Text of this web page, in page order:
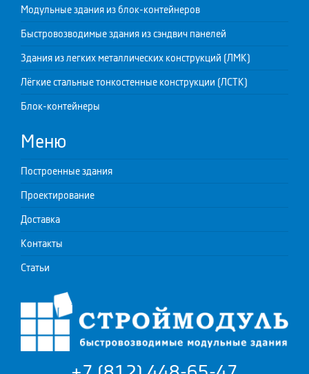
Модульные здания из блок-контейнеров
Быстровозводимые здания из сэндвич панелей
Здания из легких металлических конструкций (ЛМК)
Лёгкие стальные тонкостенные конструкции (ЛСТК)
Блок-контейнеры
Меню
Построенные здания
Проектирование
Доставка
Контакты
Статьи